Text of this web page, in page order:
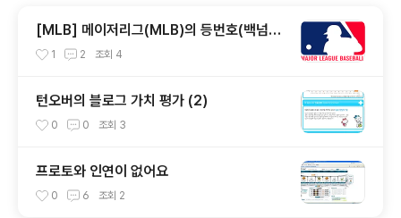
[MLB] 메이저리그(MLB)의 등번호(백넘버)
0~99 통합 버전 (2018.08.29 기준)
1 2 조회 4
턴오버의 블로그 가치 평가 (2)
0 0 조회 3
프로토와 인연이 없어요
0 6 조회 2